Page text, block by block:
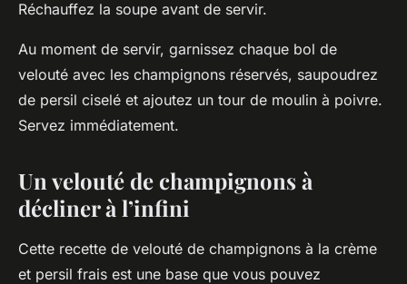
Réchauffez la soupe avant de servir.
Au moment de servir, garnissez chaque bol de
velouté avec les champignons réservés, saupoudrez
de persil ciselé et ajoutez un tour de moulin à poivre.
Servez immédiatement.
Un velouté de champignons à
décliner à l’infini
Cette recette de velouté de champignons à la crème
et persil frais est une base que vous pouvez